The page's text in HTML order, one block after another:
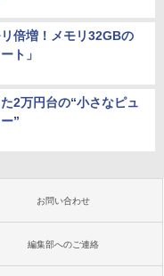
倍増！メモリ32GBの
ト」
2万円台の“小さなピュ
”
お問い合わせ
編集部へのご連絡